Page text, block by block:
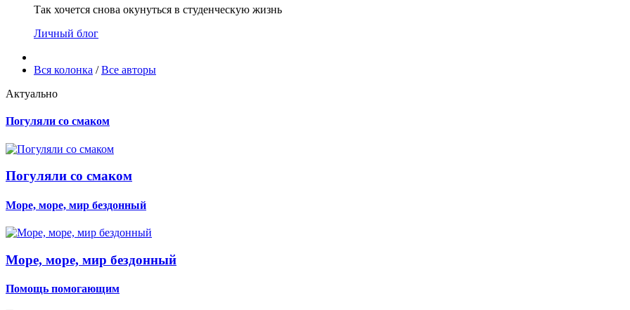
Так хочется снова окунуться в студенческую жизнь
Личный блог
Вся колонка /Все авторы
Актуально
Погуляли со смаком
Погуляли со смаком
Море, море, мир бездонный
Море, море, мир бездонный
Помощь помогающим